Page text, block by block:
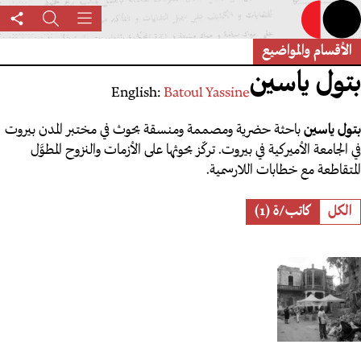
تجاوز
إلى
المحتوى
الرئيسي
القائمة بحث
الأقسام والمواضيع
بتول ياسين English:Batoul Yassine
بتول ياسينباحثة حضرية ومصممة ومنسقة بحوث في مختبر المدن بيروت
في الجامعة الأميركية في بيروت. تركّز بحوثها على الأزمات والنزوح المطوَّل
المتقاطعة مع خطابات اللارسمية.
Role
الكل كاتب/ة (1)